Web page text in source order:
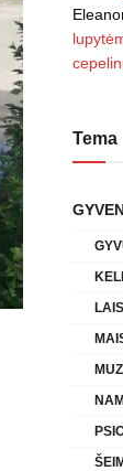
Tema